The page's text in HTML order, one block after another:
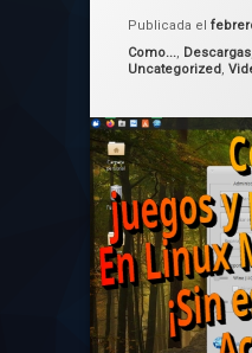
Publicada el
Categorías:
Como..., Descargas
Uncategorized,
programas
wine